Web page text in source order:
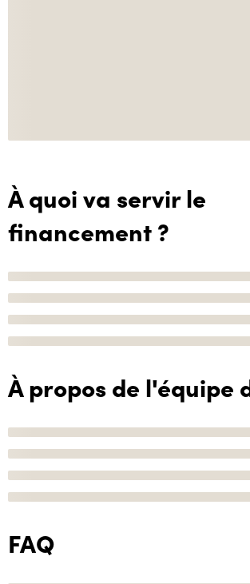
À quoi va servir le
financement ?
À propos de l'équipe
FAQ